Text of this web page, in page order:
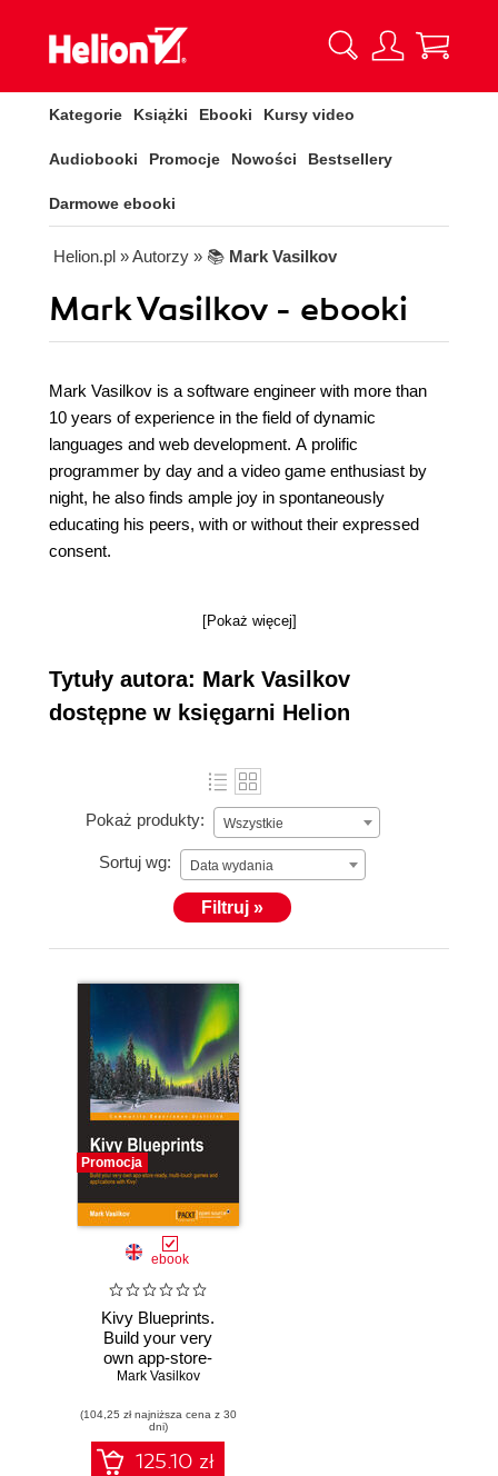
Kategorie Książki Ebooki Kursy video
Audiobooki Promocje Nowości Bestsellery
Darmowe ebooki
Helion.pl » Autorzy » 📚 Mark Vasilkov
Mark Vasilkov - ebooki
Mark Vasilkov is a software engineer with more than
10 years of experience in the field of dynamic
languages and web development. A prolific
programmer by day and a video game enthusiast by
night, he also finds ample joy in spontaneously
educating his peers, with or without their expressed
consent.
[Pokaż więcej]
Tytuły autora: Mark Vasilkov
dostępne w księgarni Helion
Pokaż produkty: Wszystkie
Sortuj wg: Data wydania
Filtruj »
Promocja
ebook
Kivy Blueprints.
Build your very
own app-store-
ready, multi-touch
applications with
Kivy!
Mark Vasilkov
(104,25 zł najniższa cena z 30
dni)
125.10 zł